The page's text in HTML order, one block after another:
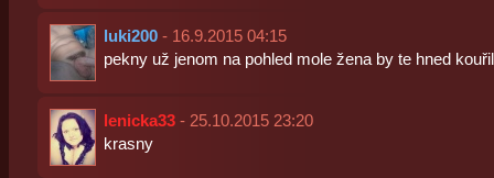
luki200- 16.9.2015 04:15
pekny už jenom na pohled mole žena by te hned
lenicka33- 25.10.2015 23:20
krasny